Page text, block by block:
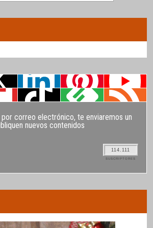
correo electrónico, te enviaremos un
nuevos contenidos
114.111
SUSCRIPTORES